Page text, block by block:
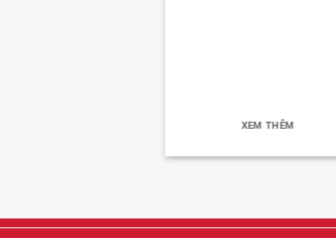
XEM THÊM